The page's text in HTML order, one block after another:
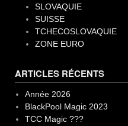
SLOVAQUIE
SUISSE
TCHECOSLOVAQUIE
ZONE EURO
ARTICLES RÉCENTS
Année 2026
BlackPool Magic 2023
TCC Magic ???